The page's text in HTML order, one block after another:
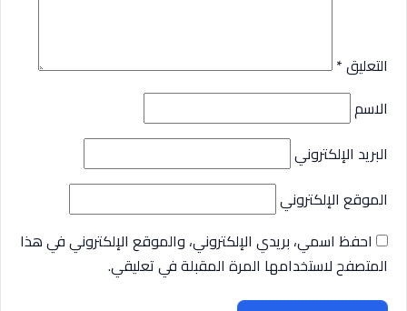
التعليق*
الاسم
البريد الإلكتروني
الموقع الإلكتروني
احفظ اسمي، بريدي الإلكتروني، والموقع الإلكتروني في هذا
المتصفح لاستخدامها المرة المقبلة في تعليقي.